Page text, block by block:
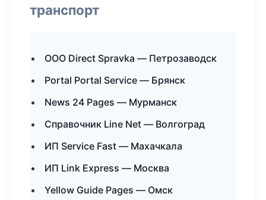
транспорт
ООО Direct Spravka — Петрозаводск
Portal Portal Service — Брянск
News 24 Pages — Мурманск
Справочник Line Net — Волгоград
ИП Service Fast — Махачкала
ИП Link Express — Москва
Yellow Guide Pages — Омск